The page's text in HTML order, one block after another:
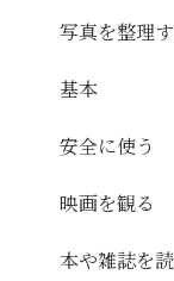
写真を整理
基本
安全に使う
映画を観る
本や雑誌を